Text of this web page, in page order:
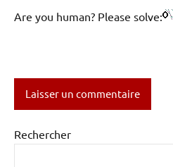
Are you human? Please solve:
Rechercher